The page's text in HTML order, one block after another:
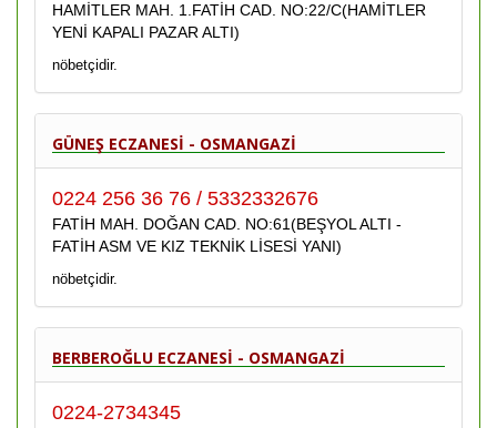
HAMİTLER MAH. 1.FATİH CAD. NO:22/C(HAMİTLER
YENİ KAPALI PAZAR ALTI)
nöbetçidir.
GÜNEŞ ECZANESİ - OSMANGAZİ
0224 256 36 76 / 5332332676
FATİH MAH. DOĞAN CAD. NO:61(BEŞYOL ALTI -
FATİH ASM VE KIZ TEKNİK LİSESİ YANI)
nöbetçidir.
BERBEROĞLU ECZANESİ - OSMANGAZİ
0224-2734345